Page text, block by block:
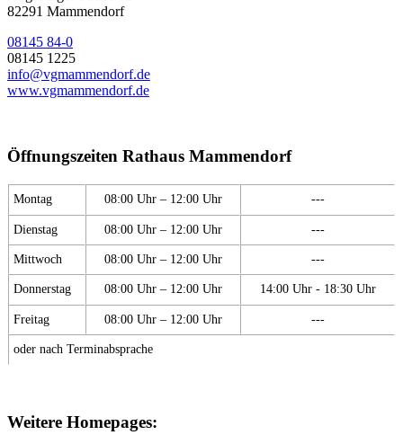
82291 Mammendorf
08145 84-0
08145 1225
info@vgmammendorf.de
www.vgmammendorf.de
Öffnungszeiten Rathaus Mammendorf
Montag 08:00 Uhr – 12:00 Uhr ---
Dienstag 08:00 Uhr – 12:00 Uhr ---
Mittwoch 08:00 Uhr – 12:00 Uhr ---
Donnerstag 08:00 Uhr – 12:00 Uhr 14:00 Uhr - 18:30 Uhr
Freitag 08:00 Uhr – 12:00 Uhr ---
oder nach Terminabsprache
Weitere Homepages: